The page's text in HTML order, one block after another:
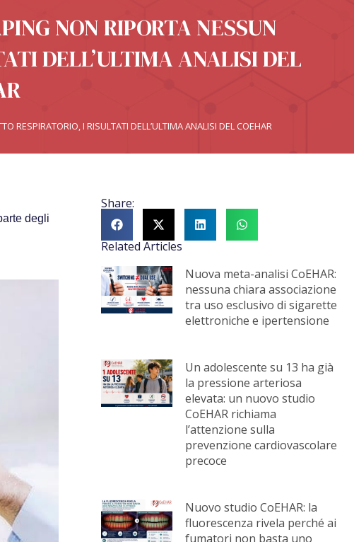
NON RIPORTA NESSUN
DELL’ULTIMA ANALISI DEL
RESPIRATORIO, I RISULTATI DELL’ULTIMA ANALISI DEL COEHAR
degli
Share:
Related Articles
Nuova meta-analisi CoEHAR:
nessuna chiara associazione
tra uso esclusivo di sigarette
elettroniche e ipertensione
Un adolescente su 13 ha già
la pressione arteriosa
elevata: un nuovo studio
CoEHAR richiama
l’attenzione sulla
prevenzione cardiovascolare
precoce
Nuovo studio CoEHAR: la
fluorescenza rivela perché ai
fumatori non basta uno